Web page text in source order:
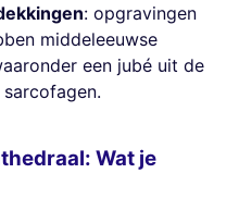
: opgravingen
middeleeuwse
een jubé uit de
Wat je